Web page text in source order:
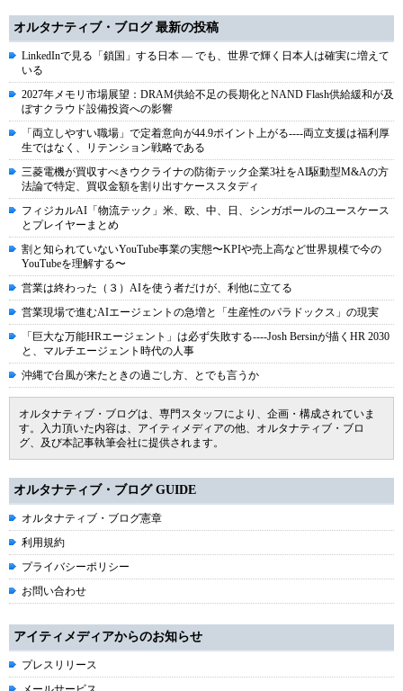
オルタナティブ・ブログ 最新の投稿
LinkedInで見る「鎖国」する日本 ― でも、世界で輝く日本人は確実に増えて
いる
2027年メモリ市場展望：DRAM供給不足の長期化とNAND Flash供給緩和が及
ぼすクラウド設備投資への影響
「両立しやすい職場」で定着意向が44.9ポイント上がる----両立支援は福利厚
生ではなく、リテンション戦略である
三菱電機が買収すべきウクライナの防衛テック企業3社をAI駆動型M&Aの方
法論で特定、買収金額を割り出すケーススタディ
フィジカルAI「物流テック」米、欧、中、日、シンガポールのユースケース
とプレイヤーまとめ
割と知られていないYouTube事業の実態〜KPIや売上高など世界規模で今の
YouTubeを理解する〜
営業は終わった（３）AIを使う者だけが、利他に立てる
営業現場で進むAIエージェントの急増と「生産性のパラドックス」の現実
「巨大な万能HRエージェント」は必ず失敗する----Josh Bersinが描くHR 2030
と、マルチエージェント時代の人事
沖縄で台風が来たときの過ごし方、とでも言うか
オルタナティブ・ブログは、専門スタッフにより、企画・構成されていま
す。入力頂いた内容は、アイティメディアの他、オルタナティブ・ブロ
グ、及び本記事執筆会社に提供されます。
オルタナティブ・ブログ GUIDE
オルタナティブ・ブログ憲章
利用規約
プライバシーポリシー
お問い合わせ
アイティメディアからのお知らせ
プレスリリース